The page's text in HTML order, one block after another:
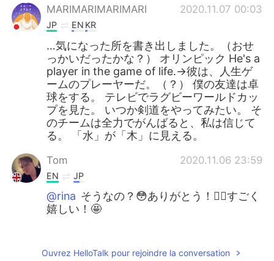
MARIMARIMARIMARI 2020.11.07 00:03
JP EN KR
…気になった所を書き出しました。（おせ
っかいだったかな？） オリンピック He's a
player in the game of life.→彼は、人生ゲ
ームのプレーヤーだ。（？） 僕の友達は卓
球をする。 テレビでラグビーワールドカッ
プを見た。 いつか剣道をやってみたい。 そ
のチームは全力でがんばると、私は信じて
る。 「水」が「木」に見える。
Tom 2020.11.06 23:59
EN JP
@rina そうなの？😳ありがとう！🙇‍♂️すごく
嬉しい！🤩
JP EN
Ouvrez HelloTalk pour rejoindre la conversation